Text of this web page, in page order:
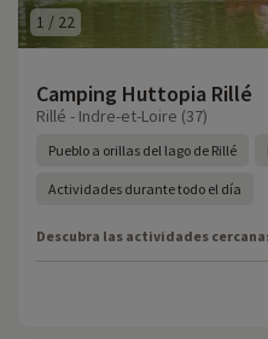
1 / 22
Camping Huttopia Rillé
Rillé - Indre-et-Loire (37)
Pueblo a orillas del lago de Rillé
Actividades durante todo el día
Descubra las actividades